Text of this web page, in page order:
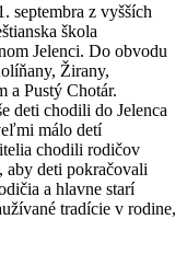
septembra z vyšších
škola
Jelenci. Do obvodu
Žirany,
a Pustý Chotár.
deti chodili do Jelenca
málo detí
chodili rodičov
aby deti pokračovali
a hlavne starí
tradície v rodine,